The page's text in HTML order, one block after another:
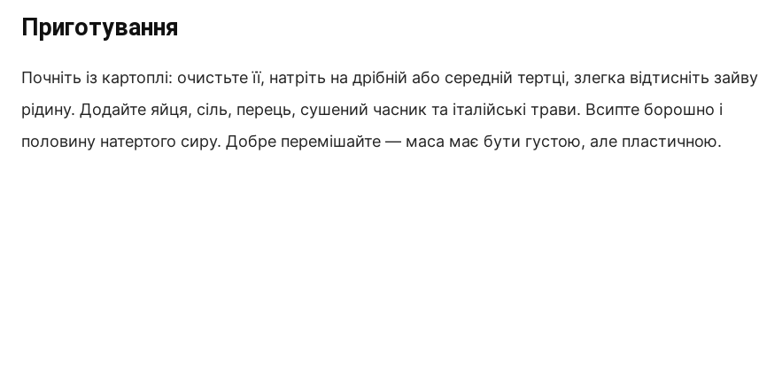
Приготування
Почніть із картоплі: очистьте її, натріть на дрібній або середній тертці, злегка відтисніть зайву
рідину. Додайте яйця, сіль, перець, сушений часник та італійські трави. Всипте борошно і
половину натертого сиру. Добре перемішайте — маса має бути густою, але пластичною.